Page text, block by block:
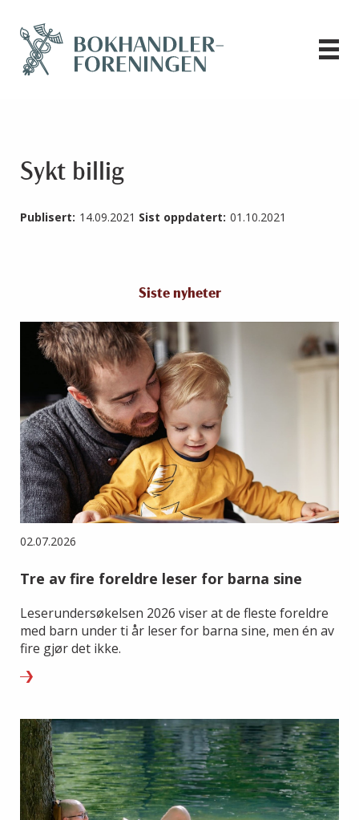
Sykt billig
Publisert: 14.09.2021 Sist oppdatert: 01.10.2021
Siste nyheter
02.07.2026
Tre av fire foreldre leser for barna sine
Leserundersøkelsen 2026 viser at de fleste foreldre
med barn under ti år leser for barna sine, men én av
fire gjør det ikke.